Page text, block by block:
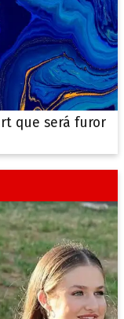
que será furor